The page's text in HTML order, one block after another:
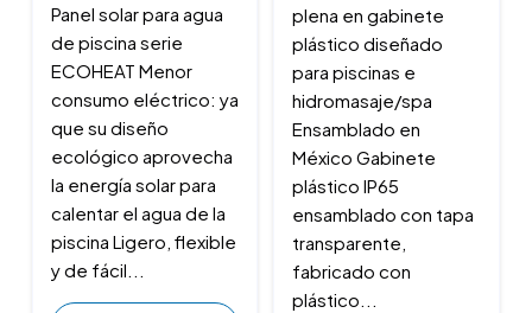
Panel solar para agua
de piscina serie
ECOHEAT Menor
consumo eléctrico: ya
que su diseño
ecológico aprovecha
la energía solar para
calentar el agua de la
piscina Ligero, flexible
y de fácil...
plena en gabinete
plástico diseñado
para piscinas e
hidromasaje/spa
Ensamblado en
México Gabinete
plástico IP65
ensamblado con tapa
transparente,
fabricado con
plástico...